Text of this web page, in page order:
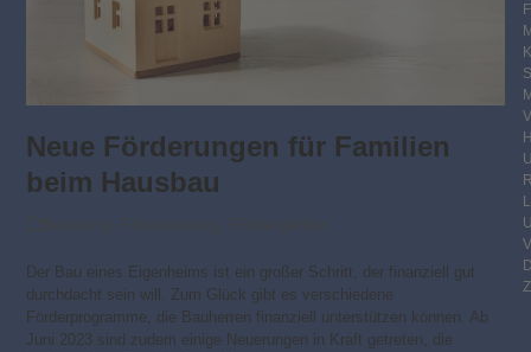
Neue Förderungen für Familien
beim Hausbau
Der Bau eines Eigenheims ist ein großer Schritt, der finanziell gut
durchdacht sein will. Zum Glück gibt es verschiedene
Förderprogramme, die Bauherren finanziell unterstützen können. Ab
Juni 2023 sind zudem einige Neuerungen in Kraft getreten, die